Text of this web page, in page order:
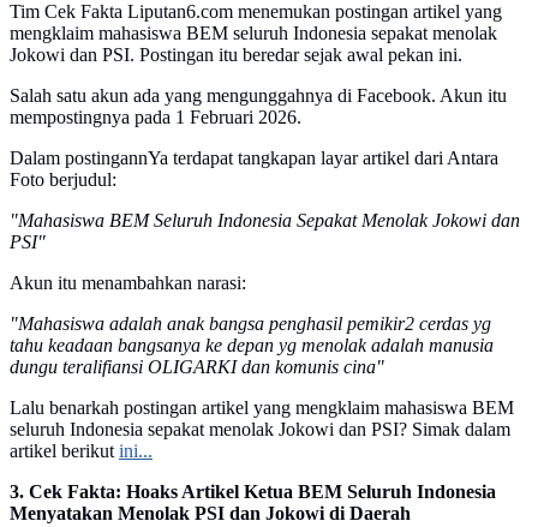
Tim Cek Fakta Liputan6.com menemukan postingan artikel yang
mengklaim mahasiswa BEM seluruh Indonesia sepakat menolak
Jokowi dan PSI. Postingan itu beredar sejak awal pekan ini.
Salah satu akun ada yang mengunggahnya di Facebook. Akun itu
mempostingnya pada 1 Februari 2026.
Dalam postingannYa terdapat tangkapan layar artikel dari Antara
Foto berjudul:
"Mahasiswa BEM Seluruh Indonesia Sepakat Menolak Jokowi dan
PSI"
Akun itu menambahkan narasi:
"Mahasiswa adalah anak bangsa penghasil pemikir2 cerdas yg
tahu keadaan bangsanya ke depan yg menolak adalah manusia
dungu teralifiansi OLIGARKI dan komunis cina"
Lalu benarkah postingan artikel yang mengklaim mahasiswa BEM
seluruh Indonesia sepakat menolak Jokowi dan PSI? Simak dalam
artikel berikutini...
3. Cek Fakta: Hoaks Artikel Ketua BEM Seluruh Indonesia
Menyatakan Menolak PSI dan Jokowi di Daerah